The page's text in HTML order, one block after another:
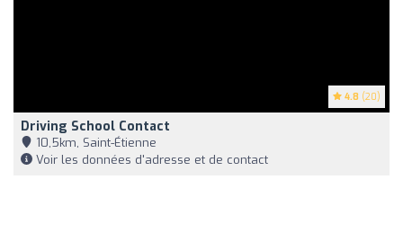
4.8 (20)
Driving School Contact
10,5km, Saint-Étienne
Voir les données d'adresse et de contact